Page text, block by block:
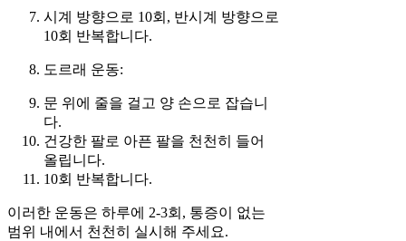
시계 방향으로 10회, 반시계 방향으로
10회 반복합니다.
도르래 운동:
문 위에 줄을 걸고 양 손으로 잡습니
다.
건강한 팔로 아픈 팔을 천천히 들어
올립니다.
10회 반복합니다.
이러한 운동은 하루에 2-3회, 통증이 없는
범위 내에서 천천히 실시해 주세요.